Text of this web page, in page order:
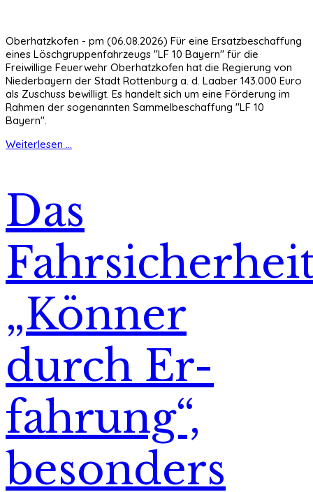
Oberhatzkofen - pm (06.08.2026) Für eine Ersatzbeschaffung
eines Löschgruppenfahrzeugs "LF 10 Bayern" für die
Freiwillige Feuerwehr Oberhatzkofen hat die Regierung von
Niederbayern der Stadt Rottenburg a. d. Laaber 143.000 Euro
als Zuschuss bewilligt. Es handelt sich um eine Förderung im
Rahmen der sogenannten Sammelbeschaffung "LF 10
Bayern".
Weiterlesen ...
Das
„Könner
durch Er-
fahrung“,
besonders